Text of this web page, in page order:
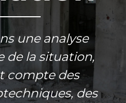
une analyse
de la situation,
compte des
des